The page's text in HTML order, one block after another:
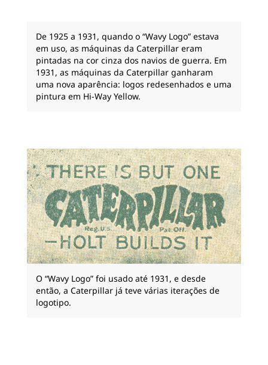
De 1925 a 1931, quando o “Wavy Logo” estava
em uso, as máquinas da Caterpillar eram
pintadas na cor cinza dos navios de guerra. Em
1931, as máquinas da Caterpillar ganharam
uma nova aparência: logos redesenhados e uma
pintura em Hi-Way Yellow.
O “Wavy Logo” foi usado até 1931, e desde
então, a Caterpillar já teve várias iterações de
logotipo.